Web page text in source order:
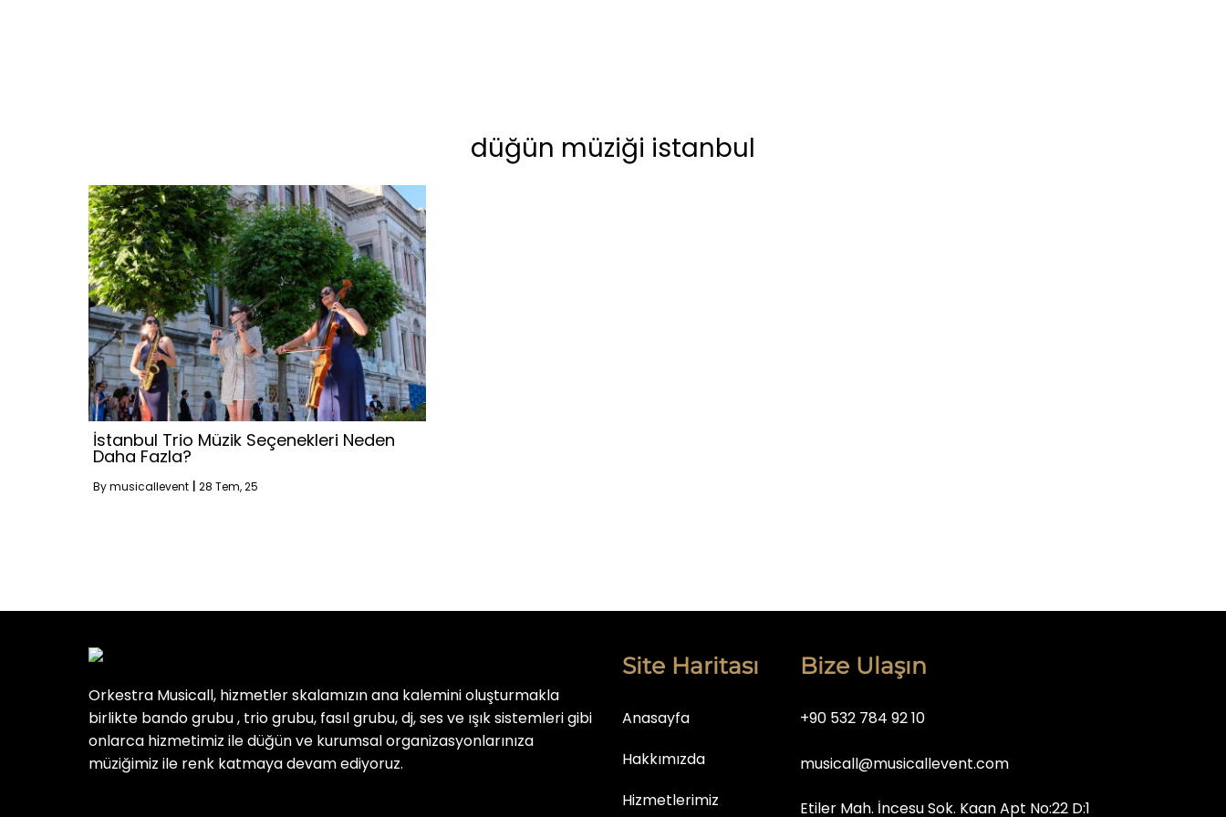
düğün müziği istanbul
İstanbul Trio Müzik Seçenekleri Neden
Daha Fazla?
Bymusicallevent 28 Tem, 25
Orkestra Musicall, hizmetler skalamızın ana kalemini oluşturmakla
birlikte bando grubu , trio grubu, fasıl grubu, dj, ses ve ışık sistemleri gibi
onlarca hizmetimiz ile düğün ve kurumsal organizasyonlarınıza
müziğimiz ile renk katmaya devam ediyoruz.
Site Haritası
Anasayfa
Hakkımızda
Hizmetlerimiz
Bize Ulaşın
+90 532 784 92 10
musicall@musicallevent.com
Etiler Mah. İncesu Sok. Kaan Apt No:22 D:1